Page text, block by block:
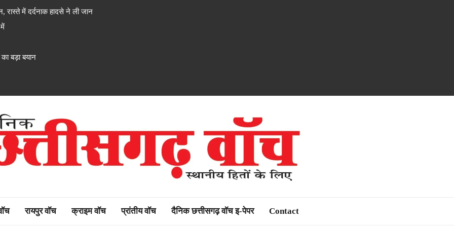
रास्ते में दर्दनाक हादसे ने ली जान
बड़ा बयान
watch
रायपुर वॉच क्राइम वॉच प्रांतीय वॉच दैनिक छत्तीसगढ़ वॉच इ-पेपर Contact